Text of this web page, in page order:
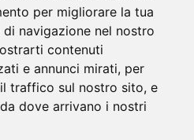
per migliorare la tua
di navigazione nel nostro
contenuti
e annunci mirati, per
traffico sul nostro sito, e
dove arrivano i nostri
Azienda Tutti i diritti
Cookie Policy